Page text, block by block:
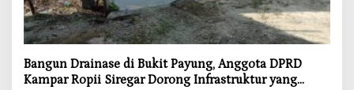
Bangun Drainase di Bukit Payung, Anggota DPRD
Kampar Ropii Siregar Dorong Infrastruktur yang